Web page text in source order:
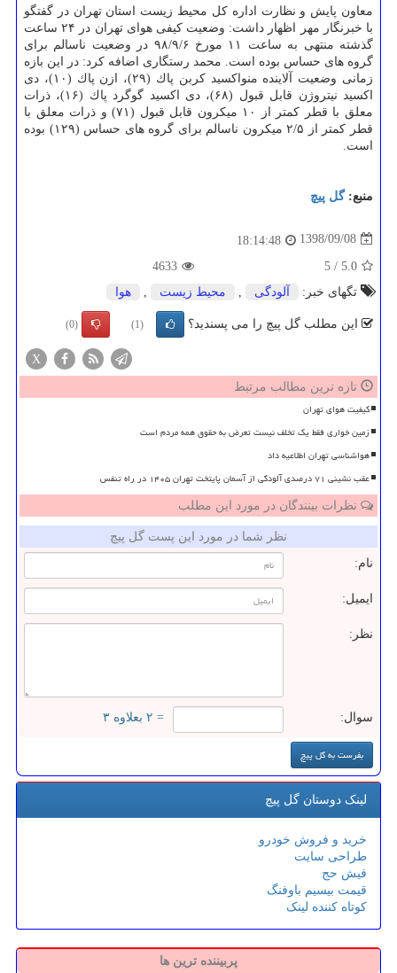
معاون پایش و نظارت اداره كل محیط زیست استان تهران در گفتگو
با خبرنگار مهر اظهار داشت: وضعیت كیفی هوای تهران در ۲۴ ساعت
گذشته منتهی به ساعت ۱۱ مورخ ۹۸/۹/۶ در وضعیت ناسالم برای
گروه های حساس بوده است. محمد رستگاری اضافه كرد: در این بازه
زمانی وضعیت آلاینده منواكسید كربن پاك (۲۹)، ازن پاك (۱۰)، دی
اكسید نیتروژن قابل قبول (۶۸)، دی اكسید گوگرد پاك (۱۶)، ذرات
معلق با قطر كمتر از ۱۰ میكرون قابل قبول (۷۱) و ذرات معلق با
قطر كمتر از ۲/۵ میكرون ناسالم برای گروه های حساس (۱۲۹) بوده
است.
منبع:گل پیچ
1398/09/08
18:14:48
5.0
/
5
4633
تگهای خبر:
آلودگی محیط زیست هوا
این مطلب گل پیچ را می پسندید؟ (1)
(0)
X
تازه ترین مطالب مرتبط
کیفیت هوای تهران
زمین خواری فقط یک تخلف نیست تعرض به حقوق همه مردم است
هواشناسی تهران اطلاعیه داد
عقب نشینی ۷۱ درصدی آلودگی از آسمان پایتخت تهران ۱۴۰۵ در راه تنفس
نظرات بینندگان در مورد این مطلب
نظر شما در مورد این پست گل پیچ
نام:
ایمیل:
نظر:
سوال: = ۲ بعلاوه ۳
لینک دوستان گل پیچ
خرید و فروش خودرو
طراحی سایت
فیش حج
قیمت بیسیم باوفنگ
کوتاه کننده لینک
پربیننده ترین ها